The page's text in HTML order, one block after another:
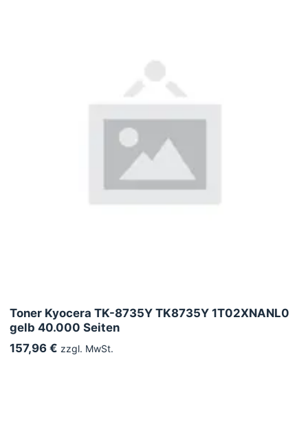
Toner Kyocera TK-8735Y TK8735Y 1T02XNANL0
gelb 40.000 Seiten
157,96 € zzgl. MwSt.